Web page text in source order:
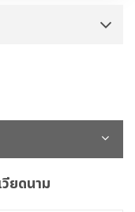
ยดนาม